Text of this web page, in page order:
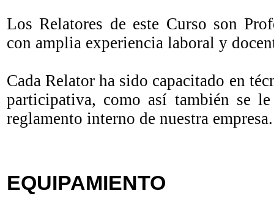
Los Relatores de este Curso son
con amplia experiencia laboral y
Cada Relator ha sido capacitado en
participativa, como así también se
reglamento interno de nuestra empresa.
EQUIPAMIENTO